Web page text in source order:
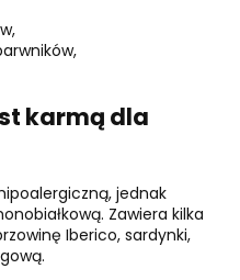
karmą dla
jednak
Zawiera kilka
Iberico, sardynki,